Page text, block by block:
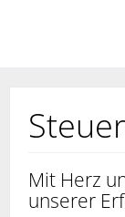
Mit Herz
unserer